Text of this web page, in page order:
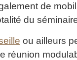
de
du
ou ailleurs
réunion